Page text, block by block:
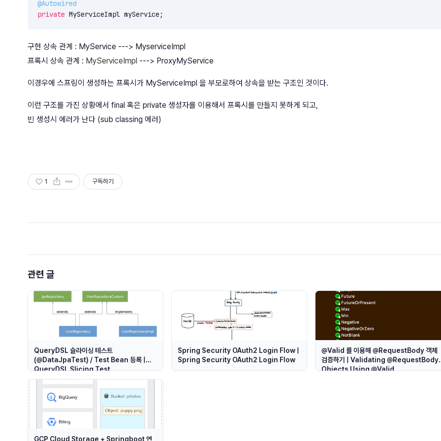
@Autowired
private MyServiceImpl myService;
구현 상속 관계 : MyService ---> MyserviceImpl
프록시 상속 관계 : MyServiceImpl ---> ProxyMyService
이경우에 스프링이 생성하는 프록시가 MyServiceImpl 을 부모로하여 상속을 받는 구조인 것이다.
이런 구조를 가진 상황에서 final 혹은 private 생성자를 이용해서 프록시를 만들지 못하게 되고,
빈 생성시 에러가 난다 (sub classing 에러)
1 구독하기
관련 글
QueryDSL 슬라이싱 테스트
(@DataJpaTest) / Test Bean 등록 |
QueryDSL Slicing Test
(@DataJpaTest) / Registering Test
Beans
Spring Security OAuth2 Login Flow |
Spring Security OAuth2 Login Flow
@Valid 를 이용해 @RequestBody 객체
검증하기 | Validating @RequestBody
Objects Using @Valid
GCP Cloud Storage + Springboot 연